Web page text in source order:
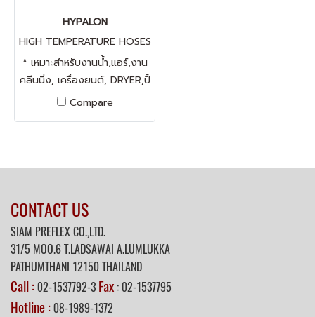
HYPALON
HIGH TEMPERATURE HOSES
HYPALON
* เหมาะสำหรับงานน้ำ,แอร์,งาน
คลีนนิ่ง, เครื่องยนต์, DRYER,ปั้
มลม,ทนแรงดันได้ดี * ทนสาร
ผลิต จากประเทศเยรมัน
Compare
CONTACT US
SIAM PREFLEX CO.,LTD.
31/5 MOO.6 T.LADSAWAI A.LUMLUKKA
PATHUMTHANI 12150 THAILAND
Call :02-1537792-3 Fax : 02-1537795
Hotline :08-1989-1372